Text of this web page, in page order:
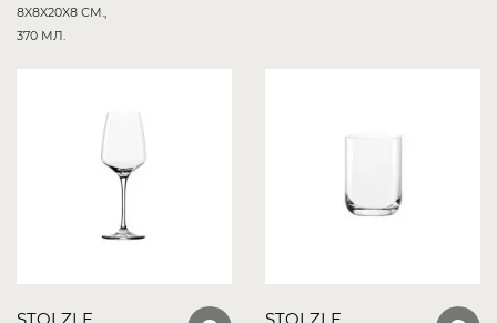
8X8X20X8 СМ.,
370 МЛ.